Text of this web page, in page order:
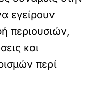
εγείρουν
περιουσιών,
και
περί